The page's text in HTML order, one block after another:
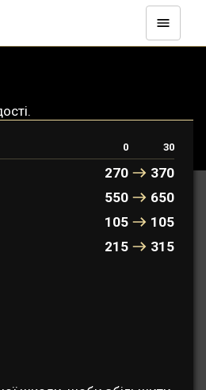
0 30
270
370
550
650
105
105
215 315